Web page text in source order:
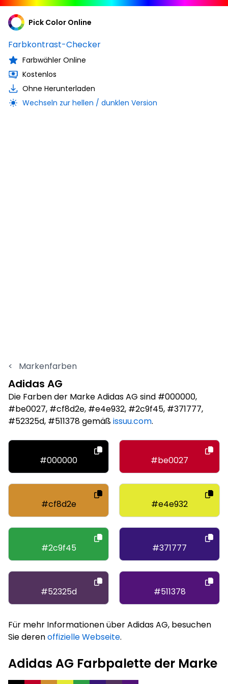
Pick Color Online
Farbkontrast-Checker
Farbwähler Online
Kostenlos
Ohne Herunterladen
Wechseln zur hellen / dunklen Version
< Markenfarben
Adidas AG
Die Farben der Marke Adidas AG sind #000000,
#be0027, #cf8d2e, #e4e932, #2c9f45, #371777,
#52325d, #511378 gemäßissuu.com.
#000000 #be0027
#cf8d2e #e4e932
#2c9f45 #371777
#52325d #511378
Für mehr Informationen über Adidas AG, besuchen
Sie derenoffizielle Webseite.
Adidas AG Farbpalette der Marke